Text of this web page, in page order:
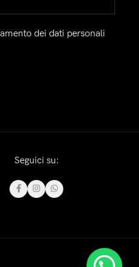
dei dati personali
Seguici su: